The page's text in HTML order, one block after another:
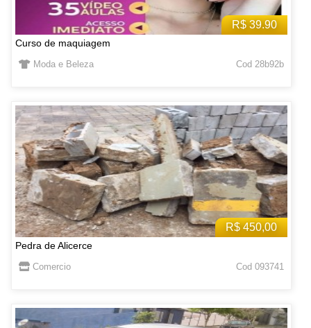
R$ 39.90
Curso de maquiagem
Moda e Beleza Cod 28b92b
R$ 450,00
Pedra de Alicerce
Comercio Cod 093741